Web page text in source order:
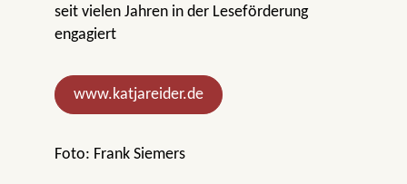
seit vielen Jahren in der Leseförderung
engagiert
www.katjareider.de
Foto: Frank Siemers